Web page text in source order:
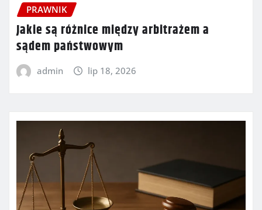
PRAWNIK
Jakie są różnice między arbitrażem a
sądem państwowym
admin lip 18, 2026